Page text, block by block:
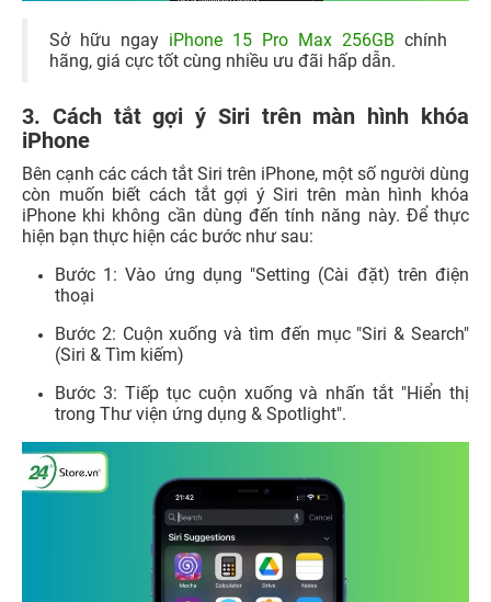
Sở hữu ngay iPhone 15 Pro Max 256GB chính
hãng, giá cực tốt cùng nhiều ưu đãi hấp dẫn.
3. Cách tắt gợi ý Siri trên màn hình khóa
iPhone
Bên cạnh các cách tắt Siri trên iPhone, một số người dùng
còn muốn biết cách tắt gợi ý Siri trên màn hình khóa
iPhone khi không cần dùng đến tính năng này. Để thực
hiện bạn thực hiện các bước như sau:
Bước 1: Vào ứng dụng "Setting (Cài đặt) trên điện
thoại
Bước 2: Cuộn xuống và tìm đến mục "Siri & Search"
(Siri & Tìm kiếm)
Bước 3: Tiếp tục cuộn xuống và nhấn tắt "Hiển thị
trong Thư viện ứng dụng & Spotlight".